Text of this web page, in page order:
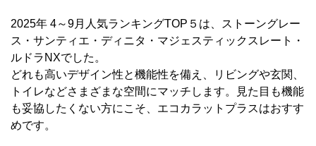
2025年 4～9月人気ランキングTOP５は、ストーングレー
ス・サンティエ・ディニタ・マジェスティックスレート・
ルドラNXでした。
どれも高いデザイン性と機能性を備え、リビングや玄関、
トイレなどさまざまな空間にマッチします。見た目も機能
も妥協したくない方にこそ、エコカラットプラスはおすす
めです。